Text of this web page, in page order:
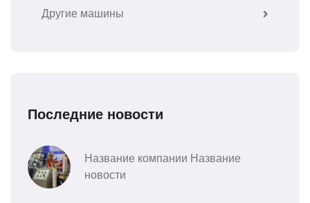
Другие машины
Последние новости
Название компании Название
новости